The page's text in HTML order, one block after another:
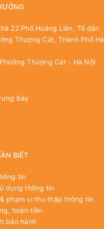
22 Phố Hoàng Liên, Tổ dân
Thượng Cát, Thành Phố Hà
Thượng Cát - Hà Nội
bày
BIẾT
tin
dụng thông tin
phạm vi thu thập thông tin
hoàn tiền
bảo hành